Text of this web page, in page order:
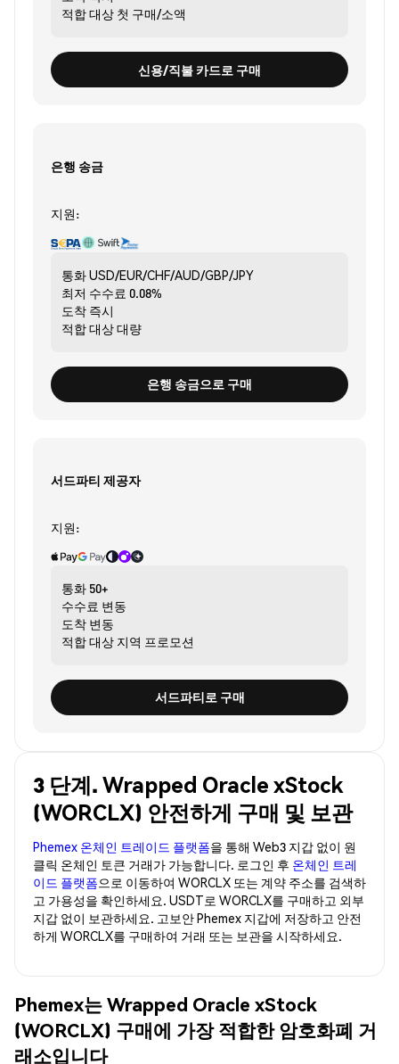
적합 대상 첫 구매/소액
신용/직불 카드로 구매
은행 송금
지원:
통화USD/EUR/CHF/AUD/GBP/JPY
최저 수수료 0.08%
도착 즉시
적합 대상대량
은행 송금으로 구매
서드파티 제공자
지원:
통화 50+
수수료 변동
도착 변동
적합 대상 지역 프로모션
서드파티로 구매
3 단계. Wrapped Oracle xStock
(WORCLX) 안전하게 구매 및 보관
Phemex 온체인 트레이드 플랫폼을 통해 Web3 지갑 없이 원
클릭 온체인 토큰 거래가 가능합니다. 로그인 후 온체인 트레
이드 플랫폼으로 이동하여 WORCLX 또는 계약 주소를 검색하
고 가용성을 확인하세요. USDT로 WORCLX를 구매하고 외부
지갑 없이 보관하세요. 고보안 Phemex 지갑에 저장하고 안전
하게 WORCLX를 구매하여 거래 또는 보관을 시작하세요.
Phemex는 Wrapped Oracle xStock
(WORCLX) 구매에 가장 적합한 암호화폐 거
래소입니다